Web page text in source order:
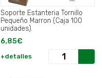
Soporte Estanteria Tornillo
Pequeño Marron (Caja 100
unidades).
6,85€
+detalles